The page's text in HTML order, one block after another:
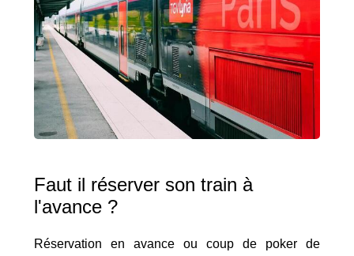
Faut il réserver son train à
l'avance ?
Réservation en avance ou coup de poker de